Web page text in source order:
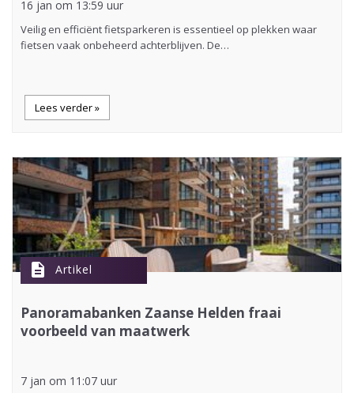
16 jan om 13:59 uur
Veilig en efficiënt fietsparkeren is essentieel op plekken waar
fietsen vaak onbeheerd achterblijven. De…
Lees verder »
description Artikel
Panoramabanken Zaanse Helden fraai
voorbeeld van maatwerk
7 jan om 11:07 uur